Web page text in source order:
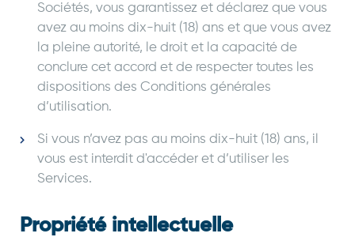
Sociétés, vous garantissez et déclarez que vous
avez au moins dix-huit (18) ans et que vous avez
la pleine autorité, le droit et la capacité de
conclure cet accord et de respecter toutes les
dispositions des Conditions générales
d’utilisation.
Si vous n’avez pas au moins dix-huit (18) ans, il
vous est interdit d'accéder et d’utiliser les
Services.
Propriété intellectuelle